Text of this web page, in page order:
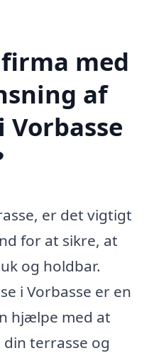
med
af
er det vigtigt
for at sikre, at
og holdbar.
i Vorbasse er en
hjælpe med at
terrasse og